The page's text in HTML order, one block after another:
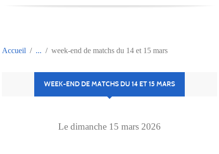
Accueil week-end de matchs du 14 et 15 mars
WEEK-END DE MATCHS DU 14 ET 15 MARS
Le dimanche 15 mars 2026